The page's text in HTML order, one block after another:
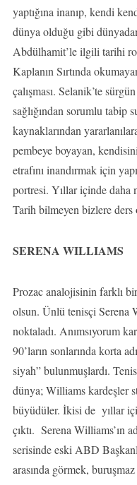
yaptığına inanıp, kendi
dünya olduğu gibi
Abdülhamit’le ilgili tarihi
Kaplanın Sırtında
çalışması. Selanik’te
sağlığından sorumlu tabip
kaynaklarından
pembeye boyayan,
etrafını inandırmak için
portresi. Yıllar içinde daha
Tarih bilmeyen bizlere ders
SERENA WILLIAMS
Prozac analojisinin farklı
olsun. Ünlü tenisçi Serena
noktaladı. Anımsıyorum
90’ların sonlarında korta
siyah” bulunmuşlardı.
dünya; Williams kardeşler
büyüdüler. İkisi de yıllar
çıktı. Serena Williams’ın
serisinde eski ABD
arasında görmek,